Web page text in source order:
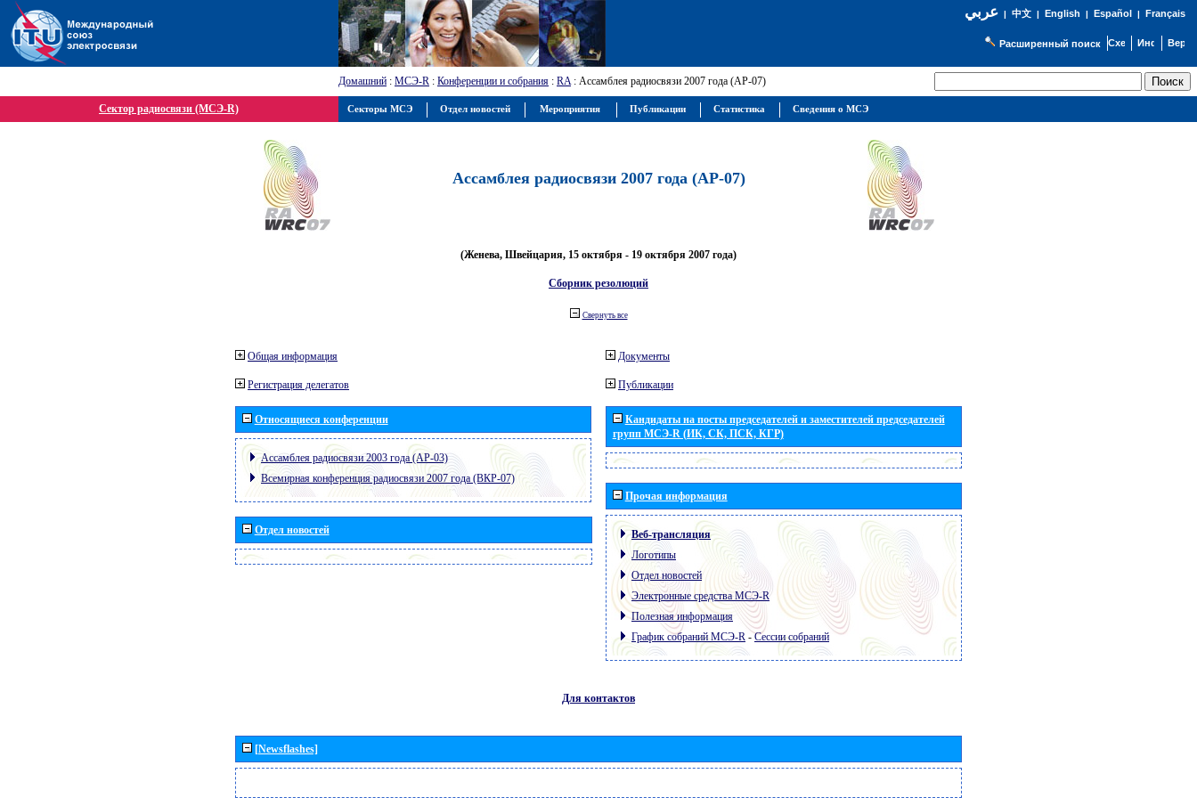
عربي| 中文| English | Español | Français
Расширенный поиск
Домашний : МСЭ-R : Конференции и собрания : RA: Ассамблея радиосвязи 2007 года (АР-07)
Сектор радиосвязи (МСЭ-R)
Ассамблея радиосвязи 2007 года (АР-07)
(Женева, Швейцария, 15 октября - 19 октября 2007 года)
Сборник резолюций
Свернуть все
Общая информация
Регистрация делегатов
Относящиеся конференции
Ассамблея радиосвязи 2003 года (АР-03)
Всемирная конференция радиосвязи 2007 года (ВКР-07)
Отдел новостей
Документы
Публикации
Кандидаты на посты председателей и заместителей председателей
групп МСЭ-R (ИК, СК, ПСК, КГР)
Прочая информация
Веб-трансляция
Логотипы
Отдел новостей
Электронные средства МСЭ-R
Полезная информация
График собраний МСЭ-R -Сессии собраний
Для контактов
[Newsflashes]
Секторы МСЭ Отдел новостей Мероприятия Публикации Статистика Сведения о МСЭ